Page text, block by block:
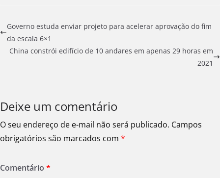
Governo estuda enviar projeto para acelerar aprovação do fim
da escala 6×1
China constrói edifício de 10 andares em apenas 29 horas em
2021
Deixe um comentário
O seu endereço de e-mail não será publicado. Campos
obrigatórios são marcados com *
Comentário *